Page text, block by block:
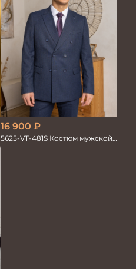
16 900 ₽
5625-VT-481S Костюм мужской